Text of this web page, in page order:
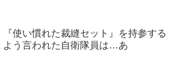
『使い慣れた裁縫セット』を持参する
よう言われた自衛隊員は…あ